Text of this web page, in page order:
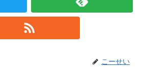
こーせい